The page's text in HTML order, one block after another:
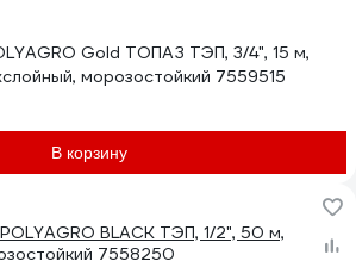
Gold ТОПАЗ ТЭП, 3/4", 15 м,
морозостойкий 7559515
В корзину